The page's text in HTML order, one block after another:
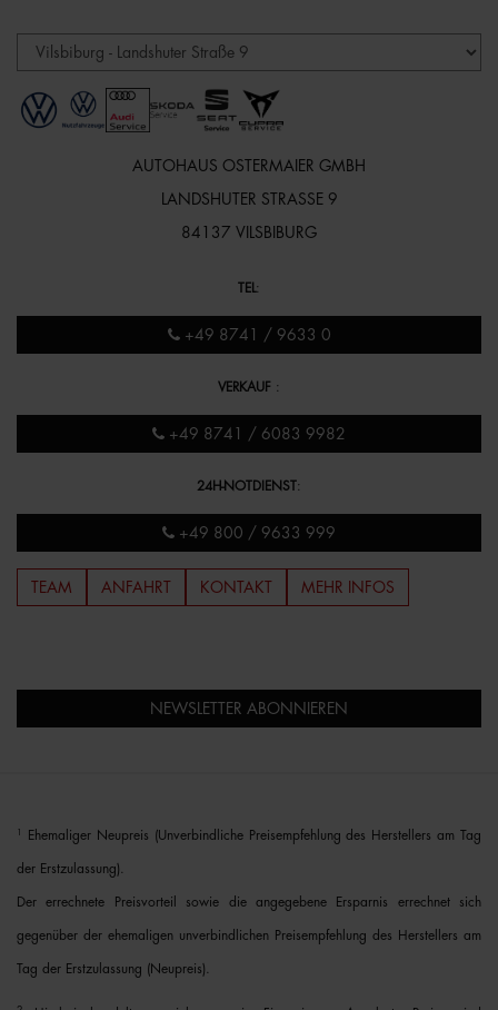
AUTOHAUS OSTERMAIER GMBH
LANDSHUTER STRASSE 9
84137 VILSBIBURG
TEL :
+49 8741 / 9633 0
VERKAUF :
+49 8741 / 6083 9982
24H-NOTDIENST:
+49 800 / 9633 999
TEAM ANFAHRT KONTAKT MEHR INFOS
NEWSLETTER ABONNIEREN
Ehemaliger Neupreis (Unverbindliche Preisempfehlung des Herstellers am Tag
der Erstzulassung).
Der errechnete Preisvorteil sowie die angegebene Ersparnis errechnet sich
gegenüber der ehemaligen unverbindlichen Preisempfehlung des Herstellers am
Tag der Erstzulassung (Neupreis).